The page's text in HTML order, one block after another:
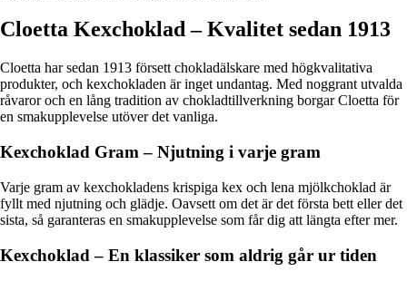
Cloetta Kexchoklad – Kvalitet sedan 1913
Cloetta har sedan 1913 försett chokladälskare med högkvalitativa
produkter, och kexchokladen är inget undantag. Med noggrant utvalda
råvaror och en lång tradition av chokladtillverkning borgar Cloetta för
en smakupplevelse utöver det vanliga.
Kexchoklad Gram – Njutning i varje gram
Varje gram av kexchokladens krispiga kex och lena mjölkchoklad är
fyllt med njutning och glädje. Oavsett om det är det första bett eller det
sista, så garanteras en smakupplevelse som får dig att längta efter mer.
Kexchoklad – En klassiker som aldrig går ur tiden